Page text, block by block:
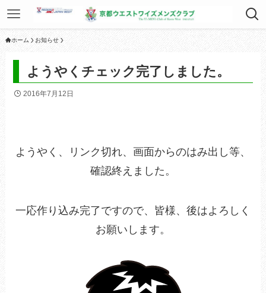
ホーム お知らせ
ようやくチェック完了しました。
2016年7月12日
ようやく、リンク切れ、画面からのはみ出し等、
確認終えました。
一応作り込み完了ですので、皆様、後はよろしく
お願いします。